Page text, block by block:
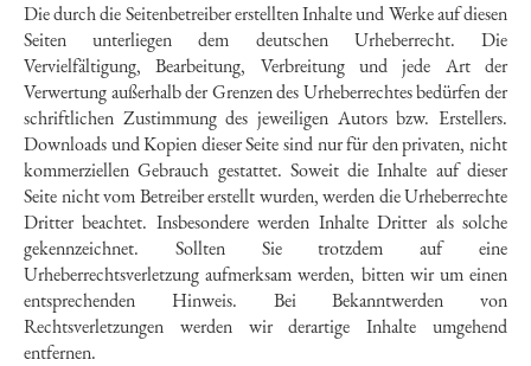
Die durch die Seitenbetreiber erstellten Inhalte und Werke auf diesen
Seiten unterliegen dem deutschen Urheberrecht. Die
Vervielfältigung, Bearbeitung, Verbreitung und jede Art der
Verwertung außerhalb der Grenzen des Urheberrechtes bedürfen der
schriftlichen Zustimmung des jeweiligen Autors bzw. Erstellers.
Downloads und Kopien dieser Seite sind nur für den privaten, nicht
kommerziellen Gebrauch gestattet. Soweit die Inhalte auf dieser
Seite nicht vom Betreiber erstellt wurden, werden die Urheberrechte
Dritter beachtet. Insbesondere werden Inhalte Dritter als solche
gekennzeichnet. Sollten Sie trotzdem auf eine
Urheberrechtsverletzung aufmerksam werden, bitten wir um einen
entsprechenden Hinweis. Bei Bekanntwerden von
Rechtsverletzungen werden wir derartige Inhalte umgehend
entfernen.